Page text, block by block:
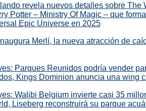
revela nuevos detalles sobre The
Potter – Ministry Of Magic – que
Epic Universe en 2025
Merlí, la nueva atracción de
Parques Reunidos podría vender
Kings Dominion anuncia una wing
Walibi Belgium invierte casi 35
Liseberg reconstruirá su parque